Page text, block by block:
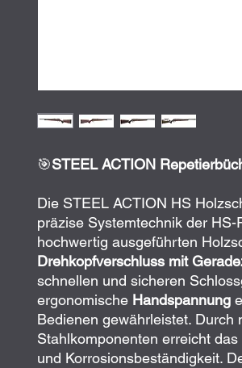
🎯STEEL ACTION
Die STEEL ACTION HS
präzise Systemtechnik der
hochwertig ausgeführten
Drehkopfverschluss mit
schnellen und sicheren
ergonomische Handspannung
Bedienen gewährleistet. Durch
Stahlkomponenten erreicht
und Korrosionsbeständigkeit.